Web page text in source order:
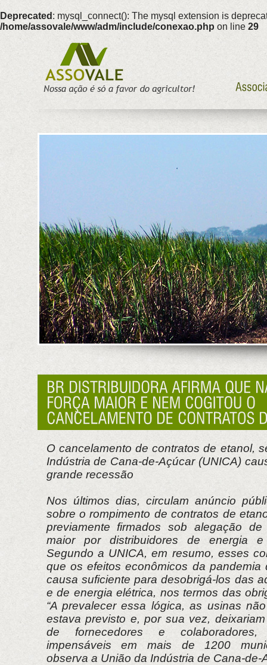
Deprecated : mysql_connect(): The mysql extension is
/home/assovale/www/adm/include/conexao.php on line 29
O cancelamento de contratos de etanol,
Indústria de Cana-de-Açúcar (UNICA)
grande recessão
Nos últimos dias, circulam anúncio
sobre o rompimento de contratos de
previamente firmados sob alegação
maior por distribuidores de energia
Segundo a UNICA, em resumo, esses
que os efeitos econômicos da pandemia
causa suficiente para desobrigá-los das
e de energia elétrica, nos termos das
“A prevalecer essa lógica, as usinas
estava previsto e, por sua vez,
de fornecedores e colaboradores,
impensáveis em mais de 1200
observa a União da Indústria de Cana-de-